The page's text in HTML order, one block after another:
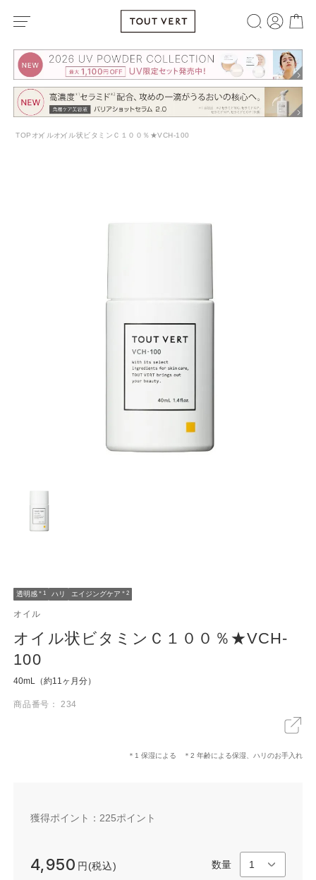
TOP オイルオイル状ビタミンＣ１００％★VCH-100
透明感 ＊1 ハリ エイジングケア ＊2
オイル
オイル状ビタミンＣ１００％★VCH-
100
40mL（約11ヶ月分）
商品番号： 234
＊1 保湿による ＊2 年齢による保湿、ハリのお手入れ
獲得ポイント： 225ポイント
4,950 円(税込) 数量